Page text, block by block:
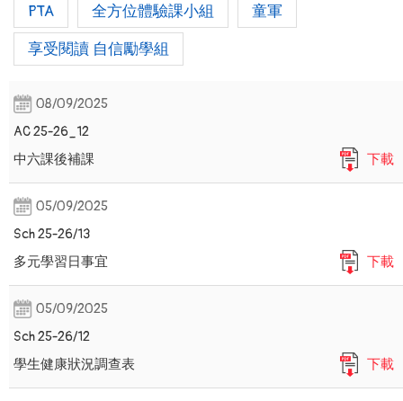
PTA
全方位體驗課小組
童軍
享受閱讀 自信勵學組
08/09/2025
AC 25-26_12
中六課後補課
下載
05/09/2025
Sch 25-26/13
多元學習日事宜
下載
05/09/2025
Sch 25-26/12
學生健康狀況調查表
下載